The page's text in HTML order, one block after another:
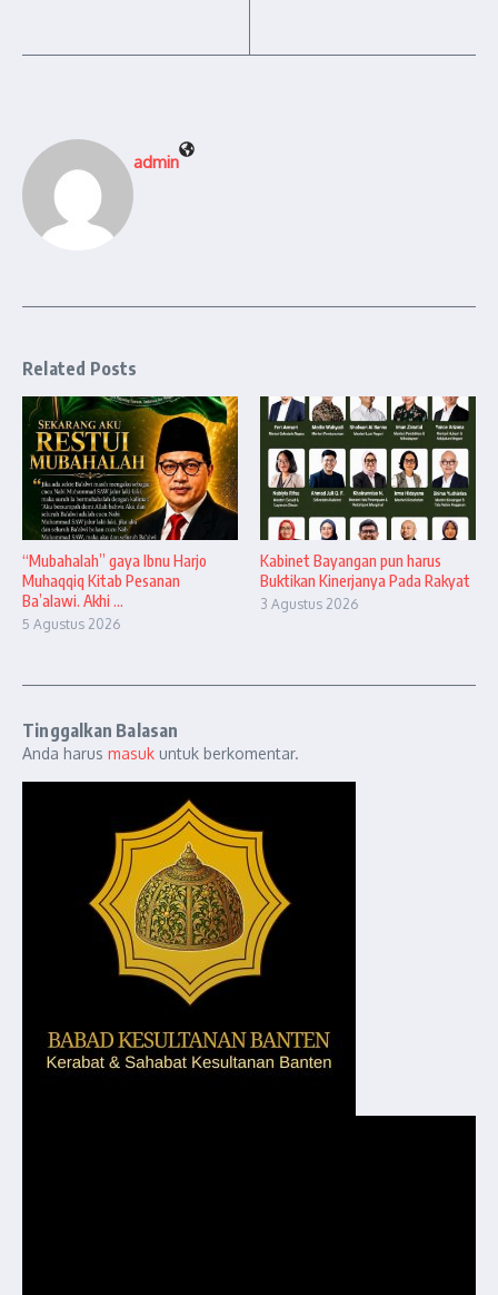
admin
Related Posts
“Mubahalah” gaya Ibnu Harjo
Muhaqqiq Kitab Pesanan
Ba’alawi. Akhi ...
5 Agustus 2026
Kabinet Bayangan pun harus
Buktikan Kinerjanya Pada Rakyat
3 Agustus 2026
Tinggalkan Balasan
Anda harus masuk untuk berkomentar.